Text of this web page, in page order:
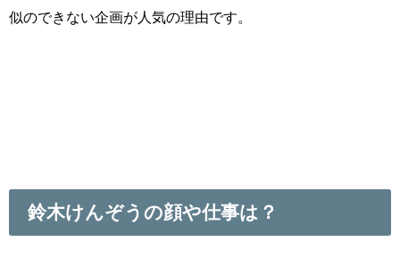
似のできない企画が人気の理由です。
鈴木けんぞうの顔や仕事は？